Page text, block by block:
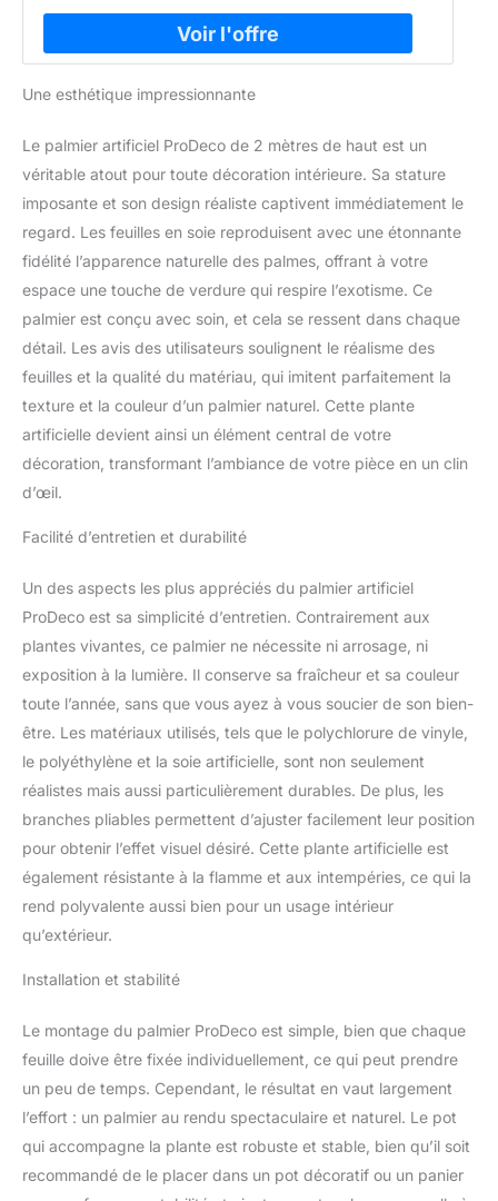
Une esthétique impressionnante
Le palmier artificiel ProDeco de 2 mètres de haut est un
véritable atout pour toute décoration intérieure. Sa stature
imposante et son design réaliste captivent immédiatement le
regard. Les feuilles en soie reproduisent avec une étonnante
fidélité l’apparence naturelle des palmes, offrant à votre
espace une touche de verdure qui respire l’exotisme. Ce
palmier est conçu avec soin, et cela se ressent dans chaque
détail. Les avis des utilisateurs soulignent le réalisme des
feuilles et la qualité du matériau, qui imitent parfaitement la
texture et la couleur d’un palmier naturel. Cette plante
artificielle devient ainsi un élément central de votre
décoration, transformant l’ambiance de votre pièce en un clin
d’œil.
Facilité d’entretien et durabilité
Un des aspects les plus appréciés du palmier artificiel
ProDeco est sa simplicité d’entretien. Contrairement aux
plantes vivantes, ce palmier ne nécessite ni arrosage, ni
exposition à la lumière. Il conserve sa fraîcheur et sa couleur
toute l’année, sans que vous ayez à vous soucier de son bien-
être. Les matériaux utilisés, tels que le polychlorure de vinyle,
le polyéthylène et la soie artificielle, sont non seulement
réalistes mais aussi particulièrement durables. De plus, les
branches pliables permettent d’ajuster facilement leur position
pour obtenir l’effet visuel désiré. Cette plante artificielle est
également résistante à la flamme et aux intempéries, ce qui la
rend polyvalente aussi bien pour un usage intérieur
qu’extérieur.
Installation et stabilité
Le montage du palmier ProDeco est simple, bien que chaque
feuille doive être fixée individuellement, ce qui peut prendre
un peu de temps. Cependant, le résultat en vaut largement
l’effort : un palmier au rendu spectaculaire et naturel. Le pot
qui accompagne la plante est robuste et stable, bien qu’il soit
recommandé de le placer dans un pot décoratif ou un panier